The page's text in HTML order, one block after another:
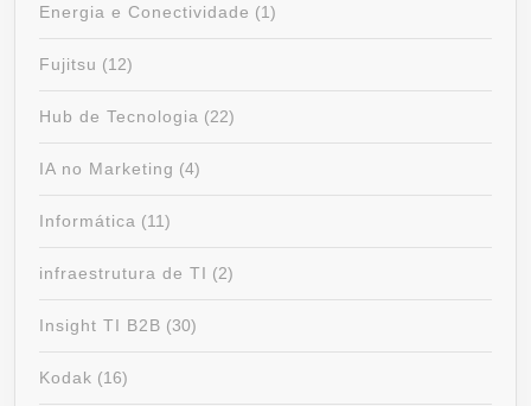
Energia e Conectividade (1)
Fujitsu (12)
Hub de Tecnologia (22)
IA no Marketing (4)
Informática (11)
infraestrutura de TI (2)
Insight TI B2B (30)
Kodak (16)